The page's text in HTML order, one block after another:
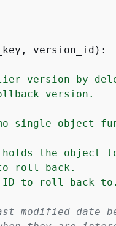
version_id ):
version by
version.
the object
roll back.
to roll back to.
date